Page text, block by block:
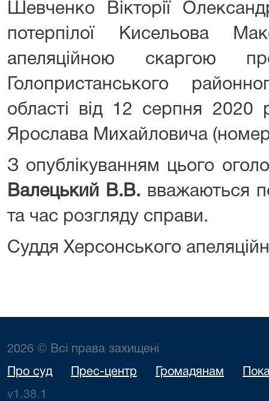
Шевченко Вікторії
потерпілої Кисельова
апеляційною скаргою
Голопристанського
області від 12 серпня 2020
Ярослава Михайловича
З опублікуванням цього
Валецький В.В. вважаються
та час розгляду справи.
Суддя Херсонського
2026 © Всі права захищені
Про суд Прес-центр Громадянам
v1.38.1